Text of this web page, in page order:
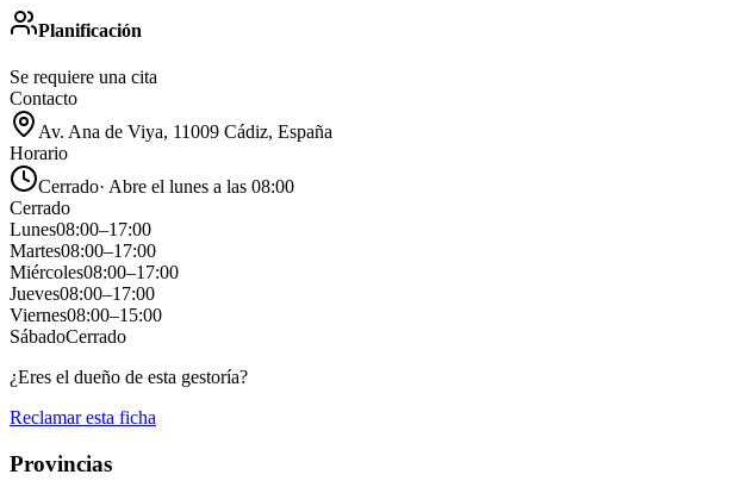
Planificación
Se requiere una cita
Contacto
Av. Ana de Viya, 11009 Cádiz, España
Horario
Cerrado· Abre el lunes a las 08:00
Cerrado
Lunes08:00–17:00
Martes08:00–17:00
Miércoles08:00–17:00
Jueves08:00–17:00
Viernes08:00–15:00
SábadoCerrado
¿Eres el dueño de esta gestoría?
Reclamar esta ficha
Provincias